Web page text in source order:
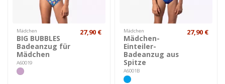
Mädchen
BIG BUBBLES
Badeanzug für
Mädchen
A60019
27,90 € Mädchen
Mädchen-
Einteiler-
Badeanzug aus
Spitze
A6001B
27,90 €